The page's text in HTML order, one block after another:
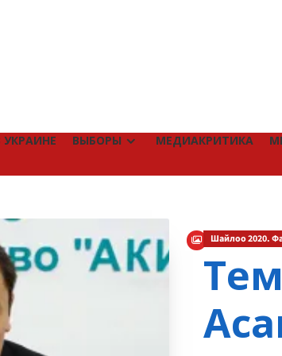
ВЫБОРЫ МЕДИАКРИТИКА
Шайлоо 2020.